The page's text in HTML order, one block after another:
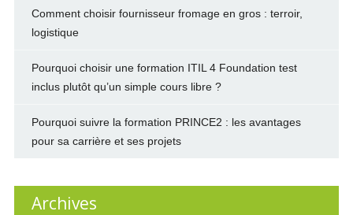
Comment choisir fournisseur fromage en gros : terroir,
logistique
Pourquoi choisir une formation ITIL 4 Foundation test
inclus plutôt qu’un simple cours libre ?
Pourquoi suivre la formation PRINCE2 : les avantages
pour sa carrière et ses projets
Archives